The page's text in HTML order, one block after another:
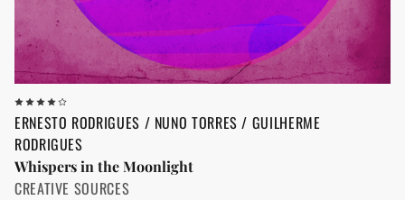
ERNESTO RODRIGUES / NUNO TORRES / GUILHERME
RODRIGUES
Whispers in the Moonlight
CREATIVE SOURCES